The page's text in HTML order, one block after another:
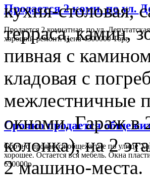
Продается 2 комн. по ул.
Продается 2 комнатная по ул.
хороший ремонт. Цена 4300000 Торг
Срочно продается
Срочно продается общежитие по улице
хорошее. Остается вся мебель. Окна
650000р
кухня-столовая,
терраса, камин,
пивная с
кладовая с
межлестничные
окнами. Гараж в
колонка), на 2
2 машино-места.